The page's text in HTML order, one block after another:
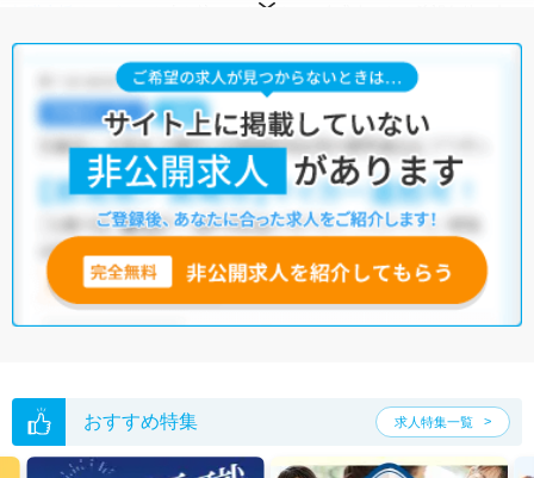
にお申し込みいただくと、全求人からご希望条件に合
那珂市の理学療法士求人では以下のような条件が人気です。
積極採用中・残業少なめ ・ 住宅手当・補助あり ・
・病院・介護福祉施設・訪問リハビリ(在宅医療)
他の条件でも人気の求人がございますので、「こだわり条件」から検索
いただくか、お気軽にお問い合わせください。
全国の理学療法士求人から検索いただくことも可能です。
無料転職支援サービス
にお申し込みいただくと、ご希望条件をヒアリン
グした上で求人をご提案いたします。
ご希望条件がまだ定まっていない方は人気の希望条件をピックアップし
い。
おすすめ特集 求人特集一覧